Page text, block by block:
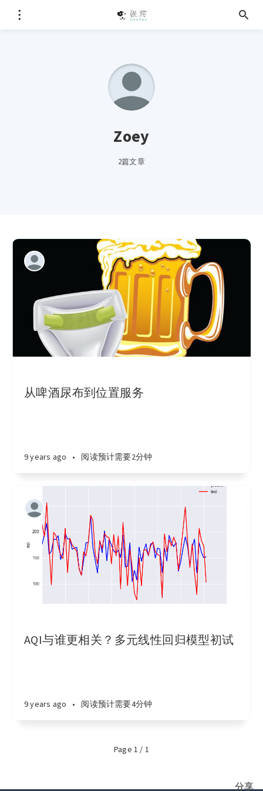
Zoey
2篇文章
从啤酒尿布到位置服务
9 years ago • 阅读预计需要2分钟
AQI与谁更相关？多元线性回归模型初试
9 years ago • 阅读预计需要4分钟
Page 1 / 1
分享